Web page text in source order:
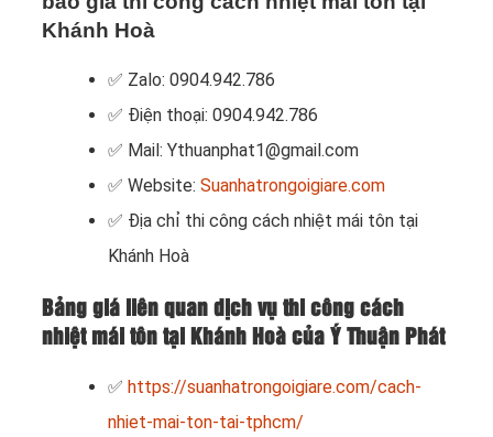
Khánh Hoà
✅ Zalo: 0904.942.786
✅ Điện thoại: 0904.942.786
✅ Mail: Ythuanphat1@gmail.com
✅ Website: Suanhatrongoigiare.com
✅ Địa chỉ thi công cách nhiệt mái tôn tại
Khánh Hoà
Bảng giá liên quan dịch vụ thi công cách
nhiệt mái tôn tại Khánh Hoà của Ý Thuận Phát
✅ https://suanhatrongoigiare.com/cach-
nhiet-mai-ton-tai-tphcm/